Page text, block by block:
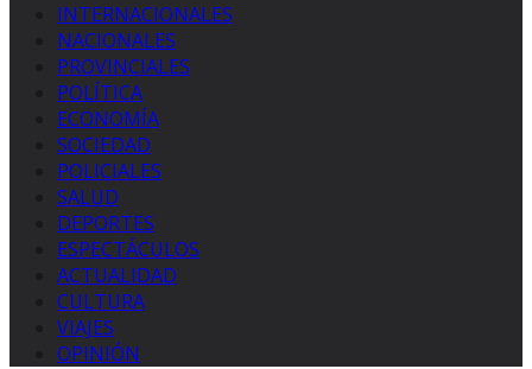
INTERNACIONALES
NACIONALES
PROVINCIALES
POLÍTICA
ECONOMÍA
SOCIEDAD
POLICIALES
SALUD
DEPORTES
ESPECTÁCULOS
ACTUALIDAD
CULTURA
VIAJES
OPINIÓN